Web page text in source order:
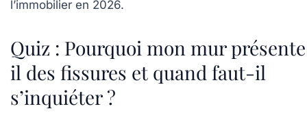
l’immobilier en 2026.
Quiz : Pourquoi mon mur
il des fissures et quand faut-il
s’inquiéter ?